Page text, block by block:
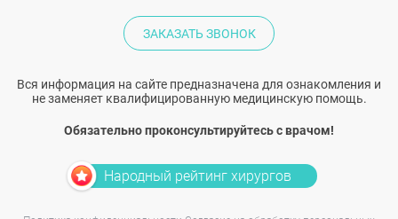
ЗАКАЗАТЬ ЗВОНОК
Вся информация на сайте предназначена для ознакомления и
не заменяет квалифицированную медицинскую помощь.
Обязательно проконсультируйтесь с врачом!
Народный рейтинг хирургов